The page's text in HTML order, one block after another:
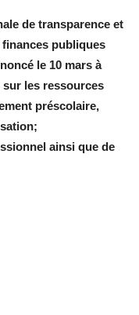
de transparence et
publiques
le 10 mars à
sur les ressources
préscolaire,
ainsi que de